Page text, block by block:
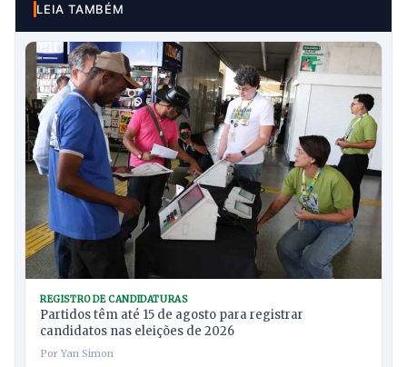
LEIA TAMBÉM
REGISTRO DE CANDIDATURAS
Partidos têm até 15 de agosto para registrar
candidatos nas eleições de 2026
Por Yan Simon